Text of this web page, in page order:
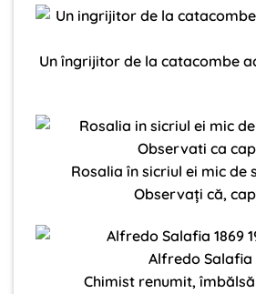
Un îngrijitor de la catacombe
Rosalia în sicriul ei mic de
Observați că,
Alfredo Salafia
Chimist renumit,